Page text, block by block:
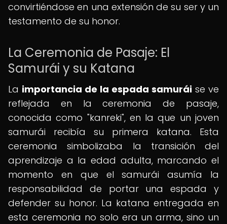
convirtiéndose en una extensión de su ser y un
testamento de su honor.
La Ceremonia de Pasaje: El
Samurái y su Katana
La importancia de la espada samurái se ve
reflejada en la ceremonia de pasaje,
conocida como "kanreki", en la que un joven
samurái recibía su primera katana. Esta
ceremonia simbolizaba la transición del
aprendizaje a la edad adulta, marcando el
momento en que el samurái asumía la
responsabilidad de portar una espada y
defender su honor. La katana entregada en
esta ceremonia no solo era un arma, sino un